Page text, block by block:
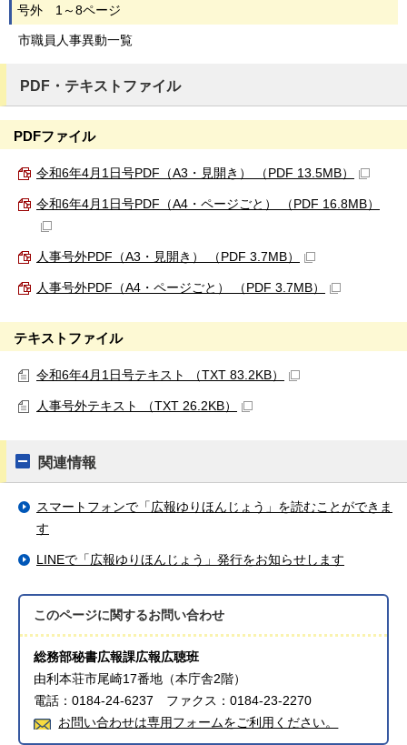
号外 1～8ページ
市職員人事異動一覧
PDF・テキストファイル
PDFファイル
令和6年4月1日号PDF（A3・見開き） （PDF 13.5MB）
令和6年4月1日号PDF（A4・ページごと） （PDF 16.8MB）
人事号外PDF（A3・見開き） （PDF 3.7MB）
人事号外PDF（A4・ページごと） （PDF 3.7MB）
テキストファイル
令和6年4月1日号テキスト （TXT 83.2KB）
人事号外テキスト （TXT 26.2KB）
関連情報
スマートフォンで「広報ゆりほんじょう」を読むことができま
す
LINEで「広報ゆりほんじょう」発行をお知らせします
このページに関するお問い合わせ
総務部秘書広報課広報広聴班
由利本荘市尾崎17番地（本庁舎2階）
電話：0184-24-6237 ファクス：0184-23-2270
お問い合わせは専用フォームをご利用ください。